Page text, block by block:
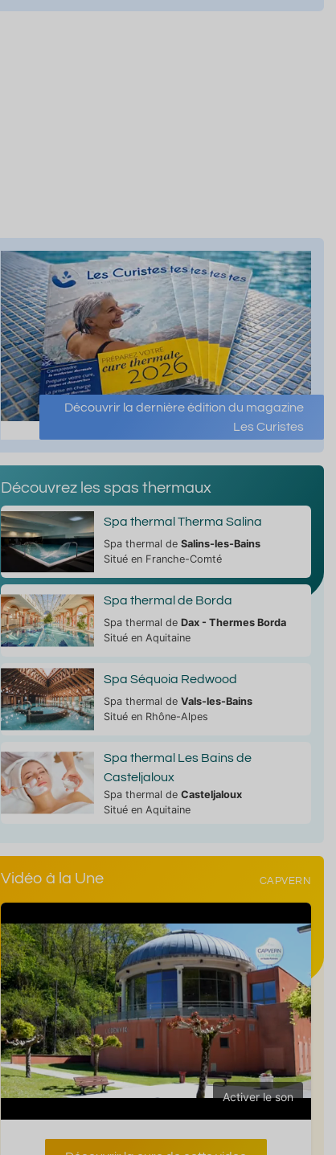
Découvrir la dernière édition du magazine
Les Curistes
Découvrez les spas thermaux
Spa thermal Therma Salina
Spa thermal de Salins-les-Bains
Situé en Franche-Comté
Spa thermal de Borda
Spa thermal de Dax - Thermes Borda
Situé en Aquitaine
Spa Séquoia Redwood
Spa thermal de Vals-les-Bains
Situé en Rhône-Alpes
Spa thermal Les Bains de
Casteljaloux
Spa thermal de Casteljaloux
Situé en Aquitaine
Vidéo à la Une CAPVERN
Activer le son